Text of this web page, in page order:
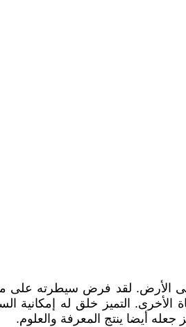
على الأرض. لقد فرض سيطرته
الأخرى. التميز خلق له
أيضا ينتج المعرفة والعلوم.